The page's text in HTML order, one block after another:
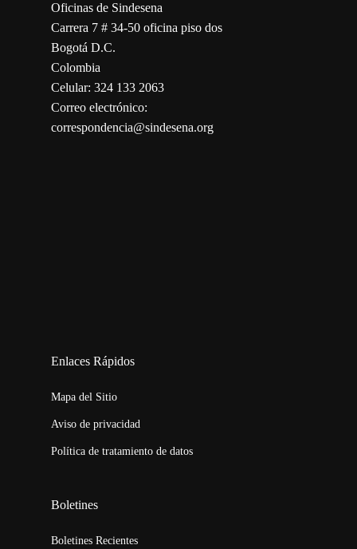
Oficinas de Sindesena
Carrera 7 # 34-50 oficina piso dos
Bogotá D.C.
Colombia
Celular: 324 133 2063
Correo electrónico:
correspondencia@sindesena.org
Enlaces Rápidos
Mapa del Sitio
Aviso de privacidad
Política de tratamiento de datos
Boletines
Boletines Recientes